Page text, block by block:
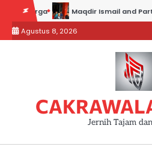
content
Maqdir Ismail and Partners
Agustus 8, 2026
Jernih Tajam